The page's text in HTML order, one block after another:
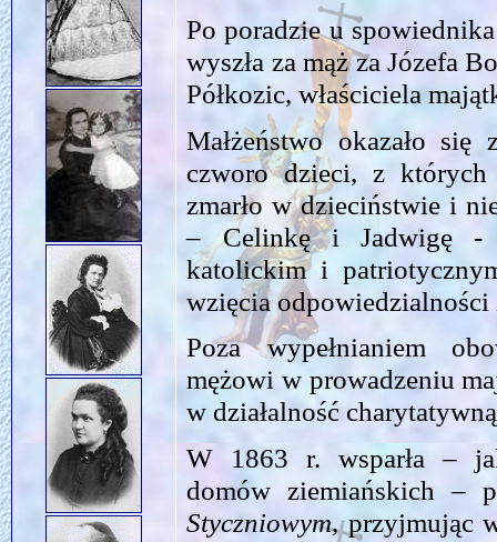
Po poradzie u
wyszła za mąż za Józefa
Półkozic, właściciela
Małżeństwo okazało
czworo dzieci, z
zmarło w dzieciństwie i
– Celinkę i Jadwigę -
katolickim i
wzięcia odpowiedzialności
Poza wypełnianiem
mężowi w prowadzeniu
w działalność
W 1863 r. wsparła –
domów ziemiańskich –
Styczniowym, przyjmując